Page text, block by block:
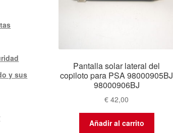
Pantalla solar lateral del
copiloto para PSA 98000905BJ
98000906BJ
€ 42,00
Añadir al carrito
y sus